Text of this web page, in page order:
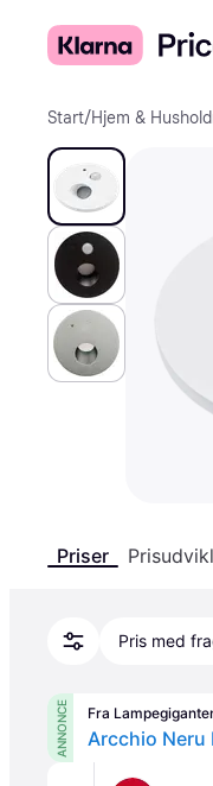
Start/Hjem &
Priser
Pris med
ANNONCE Fra